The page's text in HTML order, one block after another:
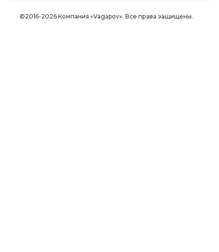
©2016-2026 Компания «Vagapov». Все права защищены.